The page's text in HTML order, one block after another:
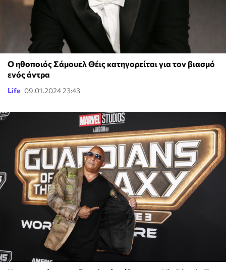
Ο ηθοποιός Σάμουελ Θέις κατηγορείται για τον βιασμό
ενός άντρα
Life 09.01.2024 23:43